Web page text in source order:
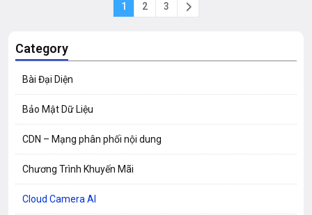
1 2 3
Category
Bài Đại Diện
Bảo Mật Dữ Liệu
CDN – Mạng phân phối nội dung
Chương Trình Khuyến Mãi
Cloud Camera AI